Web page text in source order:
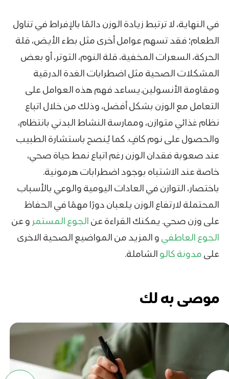
في النهاية، لا ترتبط زيادة الوزن دائمًا بالإفراط في تناول
الطعام؛ فقد تسهم عوامل أخرى مثل بطء الأيض، قلة
الحركة، السعرات المخفية، قلة النوم، التوتر، أو بعض
المشكلات الصحية مثل اضطرابات الغدة الدرقية
ومقاومة الأنسولين.يساعد فهم هذه العوامل على
التعامل مع الوزن بشكل أفضل، وذلك من خلال اتباع
نظام غذائي متوازن، وممارسة النشاط البدني بانتظام،
والحصول على نوم كافٍ. كما يُنصح باستشارة الطبيب
عند صعوبة فقدان الوزن رغم اتباع نمط حياة صحي،
خاصة عند الاشتباه بوجود اضطرابات هرمونية.
باختصار، التوازن في العادات اليومية والوعي بالأسباب
المحتملة لارتفاع الوزن يلعبان دورًا مهمًا في الحفاظ
على وزن صحي. يمكنك القراءة عن الجوع المستمر و عن
الجوع العاطفي و المزيد من المواضيع الصحية الاخرى
على مدونة كالو الشاملة.
موصى به لك